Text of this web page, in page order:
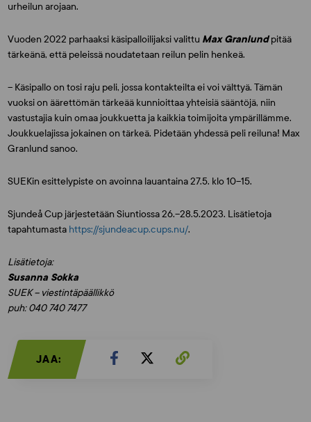
urheilun arojaan.
Vuoden 2022 parhaaksi käsipalloilijaksi valittu Max Granlundpitää
tärkeänä, että peleissä noudatetaan reilun pelin henkeä.
– Käsipallo on tosi raju peli, jossa kontakteilta ei voi välttyä. Tämän
vuoksi on äärettömän tärkeää kunnioittaa yhteisiä sääntöjä, niin
vastustajia kuin omaa joukkuetta ja kaikkia toimijoita ympärillämme.
Joukkuelajissa jokainen on tärkeä. Pidetään yhdessä peli reiluna! Max
Granlund sanoo.
SUEKin esittelypiste on avoinna lauantaina 27.5. klo 10–15.
Sjundeå Cup järjestetään Siuntiossa 26.–28.5.2023. Lisätietoja
tapahtumasta https://sjundeacup.cups.nu/.
Lisätietoja:
Susanna Sokka
SUEK – viestintäpäällikkö
puh: 040 740 7477
JAA: